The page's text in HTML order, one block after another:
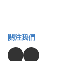
關注我們